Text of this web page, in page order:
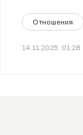
Отношения
14.11.2025, 01:28